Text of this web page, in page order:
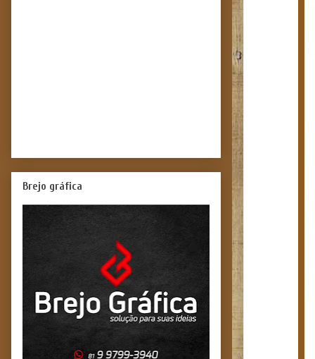
Brejo gráfica